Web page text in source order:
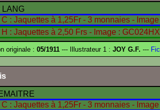
LANG
originale : 05/1911 --- Illustrateur 1 : JOY G.F. ---